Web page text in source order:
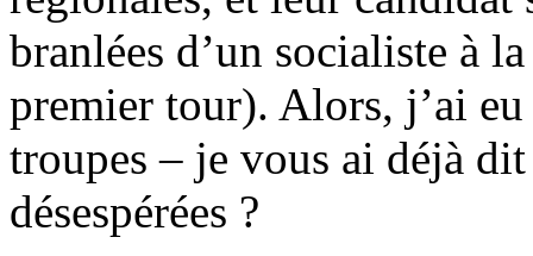
branlées d’un socialiste à
premier tour). Alors, j’ai
troupes – je vous ai déjà dit
désespérées ?